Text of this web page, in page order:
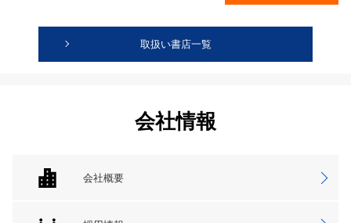
取扱い書店一覧
会社情報
会社概要